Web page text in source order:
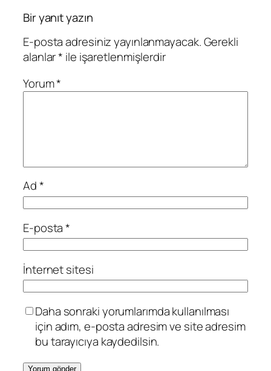
Bir yanıt yazın
E-posta adresiniz yayınlanmayacak.Gerekli
alanlar* ile işaretlenmişlerdir
Yorum*
Ad*
E-posta*
İnternet sitesi
Daha sonraki yorumlarımda kullanılması
için adım, e-posta adresim ve site adresim
bu tarayıcıya kaydedilsin.